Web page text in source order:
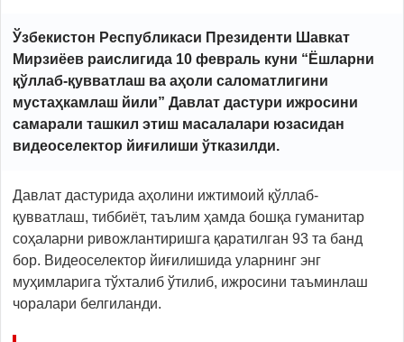
Ўзбекистон Республикаси Президенти Шавкат
Мирзиёев раислигида 10 февраль куни “Ёшларни
қўллаб-қувватлаш ва аҳоли саломатлигини
мустаҳкамлаш йили” Давлат дастури ижросини
самарали ташкил этиш масалалари юзасидан
видеоселектор йиғилиши ўтказилди.
Давлат дастурида аҳолини ижтимоий қўллаб-
қувватлаш, тиббиёт, таълим ҳамда бошқа гуманитар
соҳаларни ривожлантиришга қаратилган 93 та банд
бор. Видеоселектор йиғилишида уларнинг энг
муҳимларига тўхталиб ўтилиб, ижросини таъминлаш
чоралари белгиланди.